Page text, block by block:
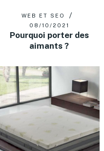
WEB ET SEO
08/10/2021
Pourquoi porter des
aimants ?